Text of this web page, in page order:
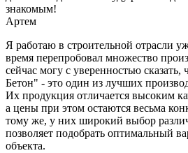
знакомым!
Артем
Я работаю в строительной отрасли
время перепробовал множество
сейчас могу с уверенностью
Бетон" - это один из лучших
Их продукция отличается высоким
а цены при этом остаются весьма
тому же, у них широкий выбор
позволяет подобрать оптимальный
объекта.